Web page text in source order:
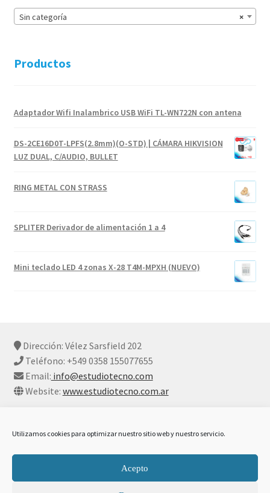
Utilizamos cookies para optimizar nuestro sitio web y nuestro servicio.
Acepto
×
Sin categoría
Productos
Adaptador Wifi Inalambrico USB WiFi TL-WN722N con antena
DS-2CE16D0T-LPFS(2.8mm)(O-STD) | CÁMARA HIKVISION
LUZ DUAL, C/AUDIO, BULLET
RING METAL CON STRASS
SPLITER Derivador de alimentación 1 a 4
Mini teclado LED 4 zonas X-28 T4M-MPXH (NUEVO)
Dirección: Vélez Sarsfield 202
Teléfono: +549 0358 155077655
Email: info@estudiotecno.com
Website: www.estudiotecno.com.ar
Declaración De Privacidad Y Cookies
Construido con